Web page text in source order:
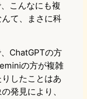
こんなにも複
て、まさに科
ChatGPTの方
の方が複雑
したことはあ
発見により、